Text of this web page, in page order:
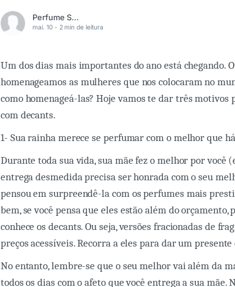
Perfume Shopping
mai. 10 - 2 min de leitura
Um dos dias mais importantes do ano está chegando.
homenageamos as mulheres que nos colocaram no
como homenageá-las? Hoje vamos te dar três motivos
com decants.
1- Sua rainha merece se perfumar com o melhor que
Durante toda sua vida, sua mãe fez o melhor por você
entrega desmedida precisa ser honrada com o seu
pensou em surpreendê-la com os perfumes mais
bem, se você pensa que eles estão além do
conhece os decants. Ou seja, versões fracionadas de
preços acessíveis. Recorra a eles para dar um
No entanto, lembre-se que o seu melhor vai além da
todos os dias com o afeto que você entrega a sua mãe.